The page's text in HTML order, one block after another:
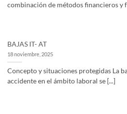
combinación de métodos financieros y
BAJAS IT- AT
18 noviembre, 2025
Concepto y situaciones protegidas La
accidente en el ámbito laboral se [...]